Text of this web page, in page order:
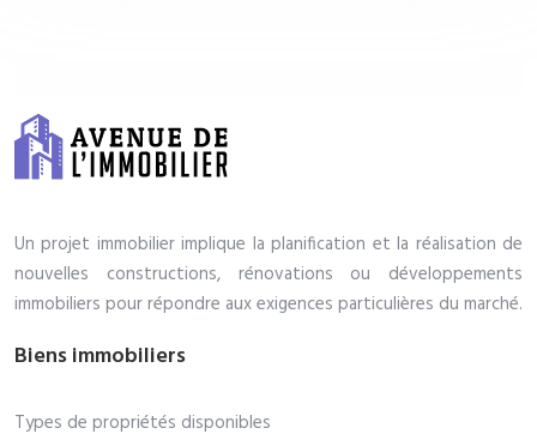
Un projet immobilier implique la planification et la réalisation de
nouvelles constructions, rénovations ou développements
immobiliers pour répondre aux exigences particulières du marché.
Biens immobiliers
Types de propriétés disponibles